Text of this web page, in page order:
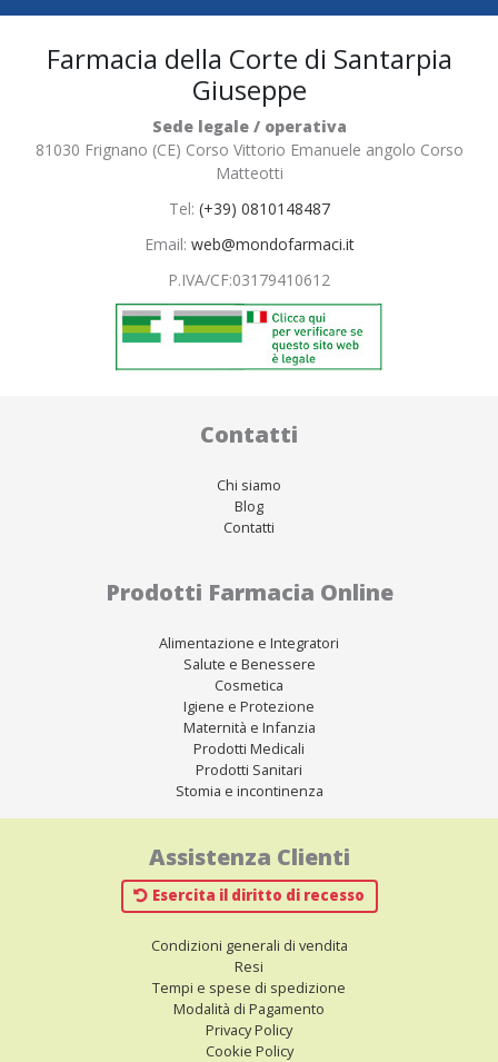
Farmacia della Corte di Santarpia
Giuseppe
Sede legale / operativa
81030 Frignano (CE) Corso Vittorio Emanuele angolo Corso
Matteotti
Tel: (+39) 0810148487
Email: web@mondofarmaci.it
P.IVA/CF:03179410612
Contatti
Chi siamo
Blog
Contatti
Prodotti Farmacia Online
Alimentazione e Integratori
Salute e Benessere
Cosmetica
Igiene e Protezione
Maternità e Infanzia
Prodotti Medicali
Prodotti Sanitari
Stomia e incontinenza
Assistenza Clienti
Esercita il diritto di recesso
Condizioni generali di vendita
Resi
Tempi e spese di spedizione
Modalità di Pagamento
Privacy Policy
Cookie Policy